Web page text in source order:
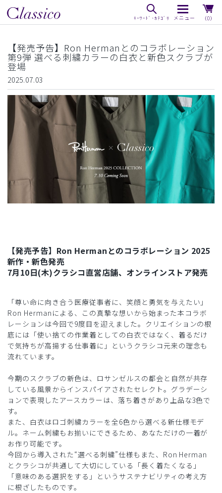
（0）
【発売予告】Ron Hermanとのコラボレーション
第9弾 選べる刺繍カラーの白衣と新色スクラブが
登場
2025.07.03
【発売予告】Ron Hermanとのコラボレーション 2025
新作・新色発売
7月10日(木)クラシコ直営店舗、オンラインストア発売
「尊い命に向き合う医療従事者に、笑顔と勇気を与えたい」
Ron Hermanによる、この真摯な想いから始まった本コラボ
レーションは今回で9度目を迎えました。クリエイションの根
底には「使い捨ての作業着としての白衣ではなく、着るだけ
で気持ちが高揚する仕事着に」というクラシコ元来の理念も
流れています。
今期のスクラブの新色は、ロサンゼルスの都会と自然が共存
している風景からインスパイアされたセレクト。グラデーシ
ョンで表現したアースカラーは、落ち着きがあり上品な3色で
す。
また、白衣はロゴ刺繍カラーを全6色から選べる新仕様モデ
ル。ネーム刺繍もお揃いにできるため、あなただけの一着が
お作り可能です。
今回から導入された“選べる刺繍”仕様もまた、Ron Herman
とクラシコが共通して大切にしている「長く着たくなる」
「意味のある選択をする」というサステナビリティの考え方
に根ざしたものです。